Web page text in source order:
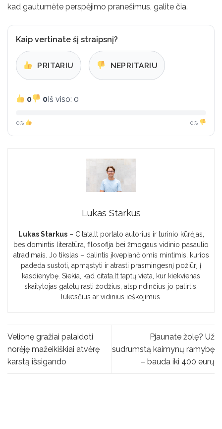
kad gautumėte perspėjimo pranešimus, galite čia.
Kaip vertinate šį straipsnį?
PRITARIU NEPRITARIU
0 0Iš viso: 0
0% 0%
Lukas Starkus
Lukas Starkus– Citata.lt portalo autorius ir turinio kūrėjas,
besidomintis literatūra, filosofija bei žmogaus vidinio pasaulio
atradimais. Jo tikslas – dalintis įkvepiančiomis mintimis, kurios
padeda sustoti, apmąstyti ir atrasti prasmingesnį požiūrį į
kasdienybę. Siekia, kad citata.lt taptų vieta, kur kiekvienas
skaitytojas galėtų rasti žodžius, atspindinčius jo patirtis,
lūkesčius ar vidinius ieškojimus.
Velionę gražiai palaidoti
norėję mažeikiškiai atvėrę
karstą išsigando
Pjaunate žolę? Už
sudrumstą kaimynų ramybę
– bauda iki 400 eurų